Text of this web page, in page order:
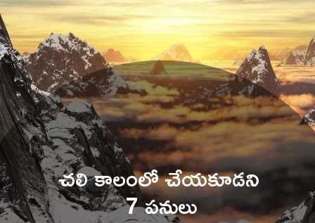
చలి కాలంలో చేయకూడని
7 పనులు